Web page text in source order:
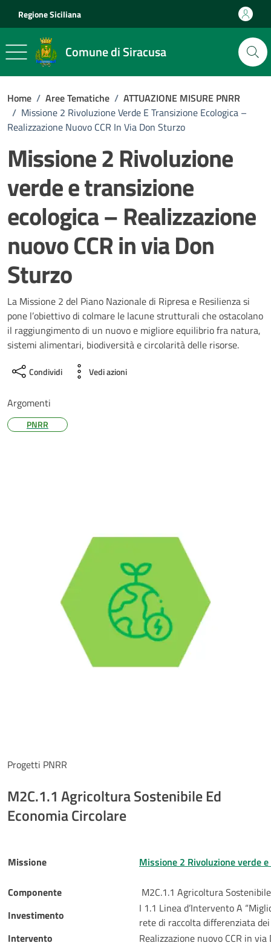
Regione Siciliana
Comune di Siracusa
Home / Aree Tematiche / ATTUAZIONE MISURE PNRR
/ Missione 2 Rivoluzione Verde E Transizione Ecologica –
Realizzazione Nuovo CCR In Via Don Sturzo
Missione 2 Rivoluzione
verde e transizione
ecologica – Realizzazione
nuovo CCR in via Don
Sturzo
La Missione 2 del Piano Nazionale di Ripresa e Resilienza si
pone l’obiettivo di colmare le lacune strutturali che ostacolano
il raggiungimento di un nuovo e migliore equilibrio fra natura,
sistemi alimentari, biodiversità e circolarità delle risorse.
Condividi Vedi azioni
Argomenti
PNRR
Progetti PNRR
M2C.1.1 Agricoltura Sostenibile Ed
Economia Circolare
Missione Missione 2 Rivoluzione verde
Componente
M2C.1.1 Agricoltura
Investimento
I 1.1 Linea d’Intervento A
rete di raccolta differenziata
Intervento
Realizzazione nuovo CCR in